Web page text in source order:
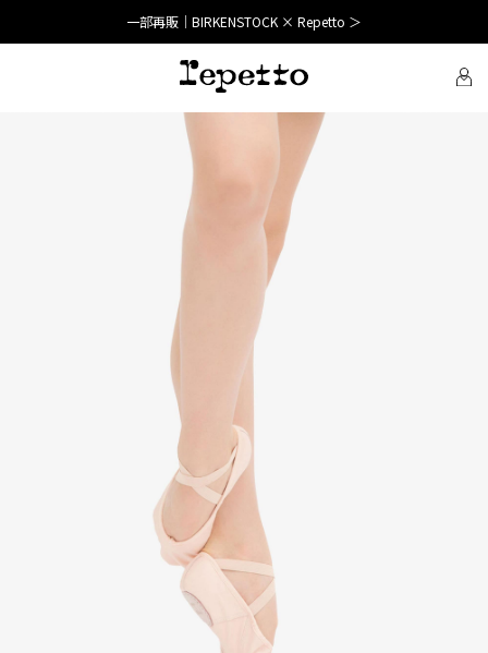
一部再販｜BIRKENSTOCK × Repetto ＞